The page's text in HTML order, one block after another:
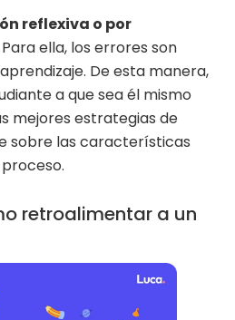
reflexiva o por
ella, los errores son
De esta manera,
a que sea él mismo
mejores estrategias de
sobre las características
retroalimentar a un